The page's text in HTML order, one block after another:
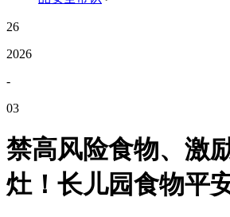
26
2026
-
03
禁高风险食物、激
灶！长儿园食物平